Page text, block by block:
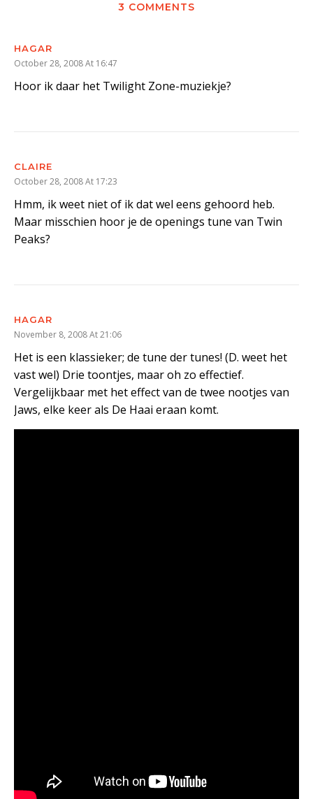
3 COMMENTS
HAGAR
October 28, 2008 At 16:47
Hoor ik daar het Twilight Zone-muziekje?
CLAIRE
October 28, 2008 At 17:23
Hmm, ik weet niet of ik dat wel eens gehoord heb.
Maar misschien hoor je de openings tune van Twin
Peaks?
HAGAR
November 8, 2008 At 21:06
Het is een klassieker; de tune der tunes! (D. weet het
vast wel) Drie toontjes, maar oh zo effectief.
Vergelijkbaar met het effect van de twee nootjes van
Jaws, elke keer als De Haai eraan komt.